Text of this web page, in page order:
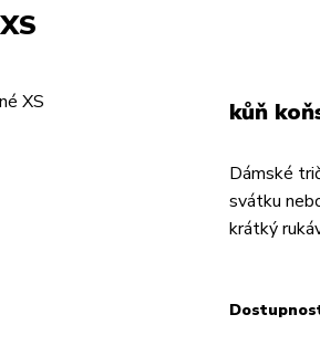
kůň
Dámské
svátku
krátký